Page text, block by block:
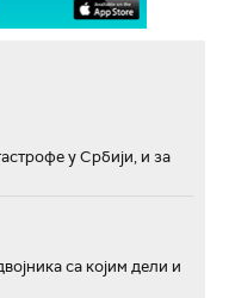
у Србији, и за
са којим дели и